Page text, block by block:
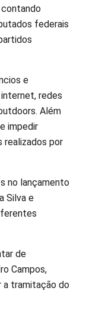
contando
federais
e
redes
Além
impedir
realizados por
no lançamento
Silva e
de
Campos,
a tramitação do